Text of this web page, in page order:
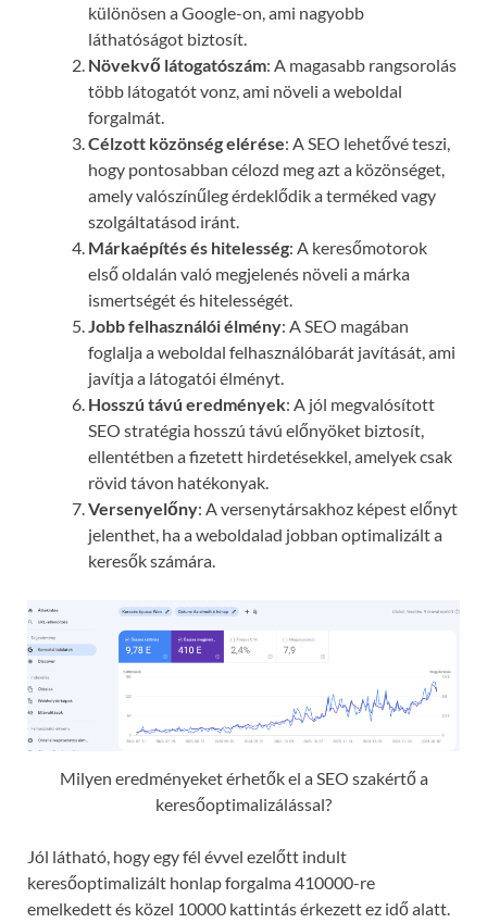
különösen a Google-on, ami nagyobb
láthatóságot biztosít.
Növekvő látogatószám: A magasabb rangsorolás
több látogatót vonz, ami növeli a weboldal
forgalmát.
Célzott közönség elérése: A SEO lehetővé teszi,
hogy pontosabban célozd meg azt a közönséget,
amely valószínűleg érdeklődik a terméked vagy
szolgáltatásod iránt.
Márkaépítés és hitelesség: A keresőmotorok
első oldalán való megjelenés növeli a márka
ismertségét és hitelességét.
Jobb felhasználói élmény: A SEO magában
foglalja a weboldal felhasználóbarát javítását, ami
javítja a látogatói élményt.
Hosszú távú eredmények: A jól megvalósított
SEO stratégia hosszú távú előnyöket biztosít,
ellentétben a fizetett hirdetésekkel, amelyek csak
rövid távon hatékonyak.
Versenyelőny: A versenytársakhoz képest előnyt
jelenthet, ha a weboldalad jobban optimalizált a
keresők számára.
Milyen eredményeket érhetők el a SEO szakértő a
keresőoptimalizálással?
Jól látható, hogy egy fél évvel ezelőtt indult
keresőoptimalizált honlap forgalma 410000-re
emelkedett és közel 10000 kattintás érkezett ez idő alatt.